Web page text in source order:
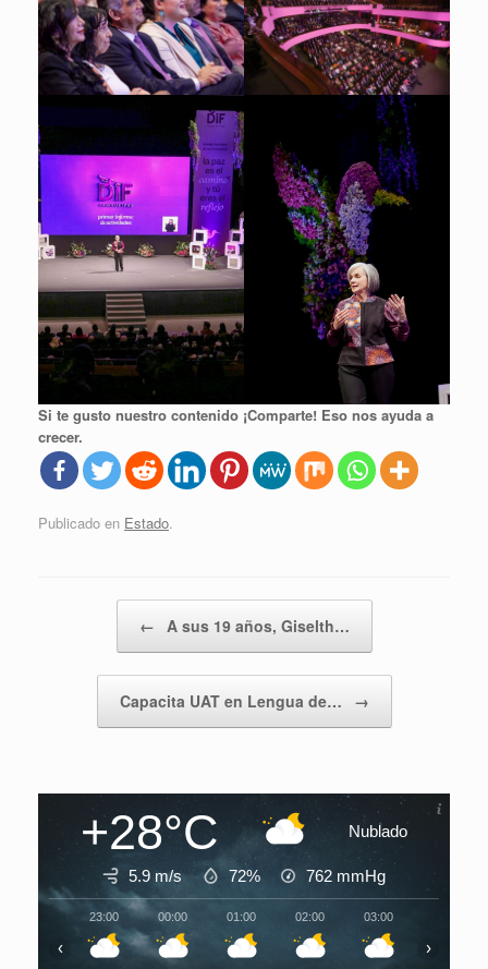
Si te gusto nuestro contenido ¡Comparte! Eso nos ayuda a
crecer.
Publicado en Estado.
← A sus 19 años, Giselth…
Capacita UAT en Lengua de… →
+28°C Nublado
5.9 m/s 72% 762 mmHg
23:00 00:00 01:00 02:00 03:00
‹ ›